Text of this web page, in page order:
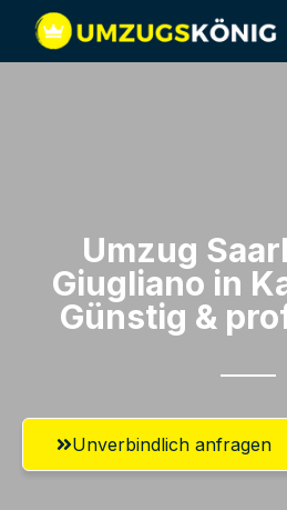
Umzug
Giugliano in
Günstig &
Unverbindlich anfragen